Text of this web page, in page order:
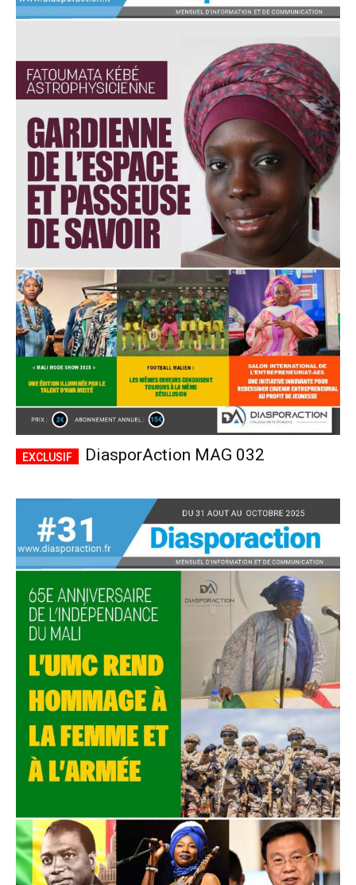
DiasporAction MAG 032